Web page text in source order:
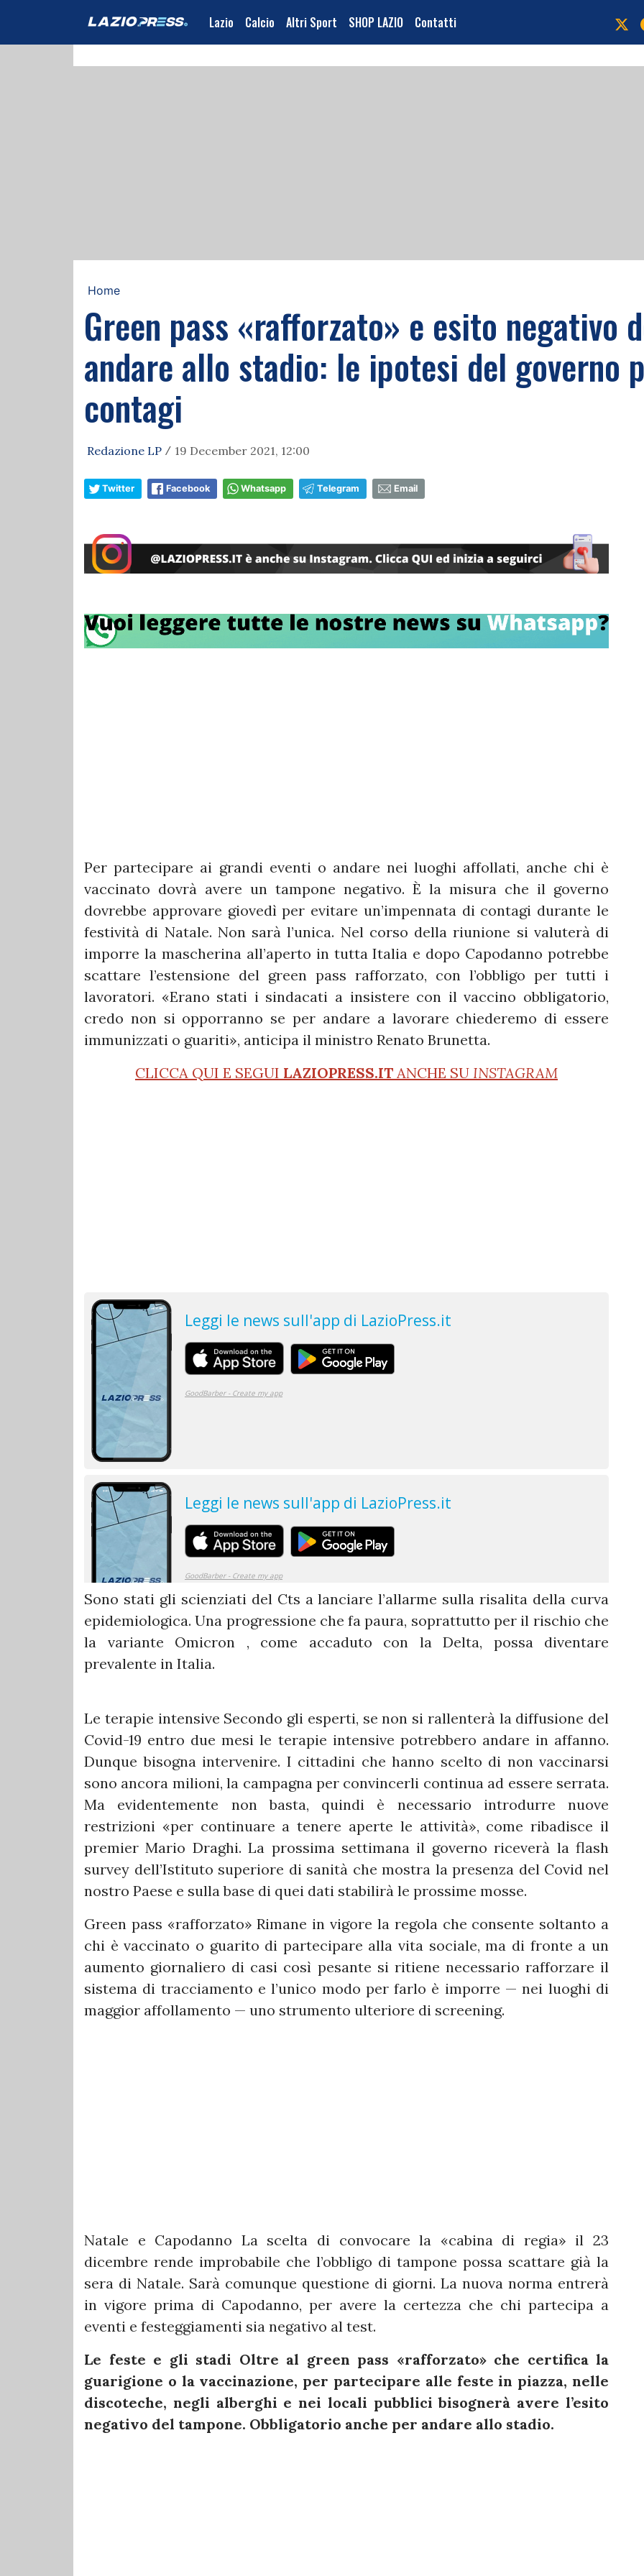
Lazio Calcio Altri Sport SHOP LAZIO Contatti
Home
Green pass «rafforzato» e esito negativo
andare allo stadio: le ipotesi del governo
contagi
Redazione LP / 19 December 2021, 12:00
Twitter Facebook Whatsapp Telegram Email
Per partecipare ai grandi eventi o andare nei luoghi affollati, anche chi è
vaccinato dovrà avere un tampone negativo. È la misura che il governo
dovrebbe approvare giovedì per evitare un’impennata di contagi durante le
festività di Natale. Non sarà l’unica. Nel corso della riunione si valuterà di
imporre la mascherina all’aperto in tutta Italia e dopo Capodanno potrebbe
scattare l’estensione del green pass rafforzato, con l’obbligo per tutti i
lavoratori. «Erano stati i sindacati a insistere con il vaccino obbligatorio,
credo non si opporranno se per andare a lavorare chiederemo di essere
immunizzati o guariti», anticipa il ministro Renato Brunetta.
CLICCA QUI E SEGUI LAZIOPRESS.IT ANCHE SU INSTAGRAM
Sono stati gli scienziati del Cts a lanciare l’allarme sulla risalita della curva
epidemiologica. Una progressione che fa paura, soprattutto per il rischio che
la variante Omicron , come accaduto con la Delta, possa diventare
prevalente in Italia.
Le terapie intensive Secondo gli esperti, se non si rallenterà la diffusione del
Covid-19 entro due mesi le terapie intensive potrebbero andare in affanno.
Dunque bisogna intervenire. I cittadini che hanno scelto di non vaccinarsi
sono ancora milioni, la campagna per convincerli continua ad essere serrata.
Ma evidentemente non basta, quindi è necessario introdurre nuove
restrizioni «per continuare a tenere aperte le attività», come ribadisce il
premier Mario Draghi. La prossima settimana il governo riceverà la flash
survey dell’Istituto superiore di sanità che mostra la presenza del Covid nel
nostro Paese e sulla base di quei dati stabilirà le prossime mosse.
Green pass «rafforzato» Rimane in vigore la regola che consente soltanto a
chi è vaccinato o guarito di partecipare alla vita sociale, ma di fronte a un
aumento giornaliero di casi così pesante si ritiene necessario rafforzare il
sistema di tracciamento e l’unico modo per farlo è imporre — nei luoghi di
maggior affollamento — uno strumento ulteriore di screening.
Natale e Capodanno La scelta di convocare la «cabina di regia» il 23
dicembre rende improbabile che l’obbligo di tampone possa scattare già la
sera di Natale. Sarà comunque questione di giorni. La nuova norma entrerà
in vigore prima di Capodanno, per avere la certezza che chi partecipa a
eventi e festeggiamenti sia negativo al test.
Le feste e gli stadi Oltre al green pass «rafforzato» che certifica la
guarigione o la vaccinazione, per partecipare alle feste in piazza, nelle
discoteche, negli alberghi e nei locali pubblici bisognerà avere l’esito
negativo del tampone. Obbligatorio anche per andare allo stadio.